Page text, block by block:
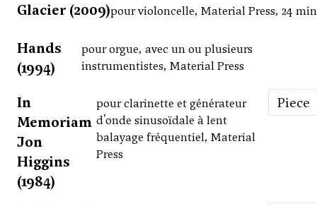
Glacier (2009)pour violoncelle, Material Press, 24 min
Hands
(1994)
pour orgue, avec un ou plusieurs
instrumentistes, Material Press
In
Memoriam
Jon
Higgins
(1984)
pour clarinette et générateur
d'onde sinusoïdale à lent
balayage fréquentiel, Material
Press
Piece